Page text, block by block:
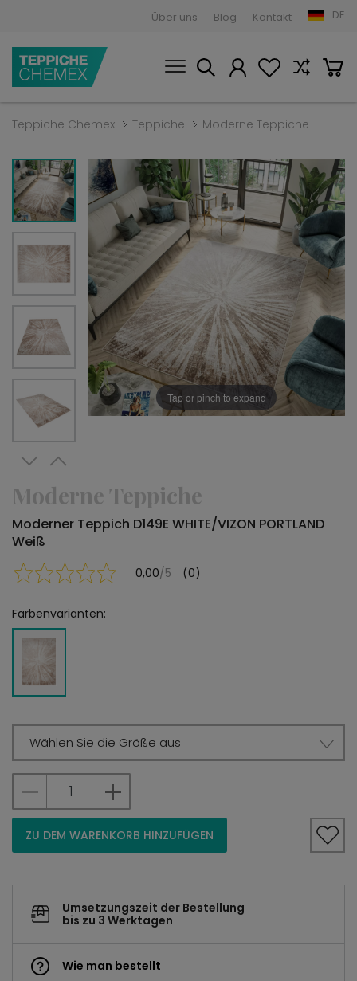
Über uns Blog Kontakt DE
Teppiche Chemex Teppiche Moderne Teppiche
Tap or pinch to expand
Moderne Teppiche
Moderner Teppich D149E WHITE/VIZON PORTLAND
Weiß
0,00/5 (0)
Farbenvarianten:
Wählen Sie die Größe aus
ZU DEM WARENKORB HINZUFÜGEN
Umsetzungszeit der Bestellung
bis zu 3 Werktagen
Wie man bestellt